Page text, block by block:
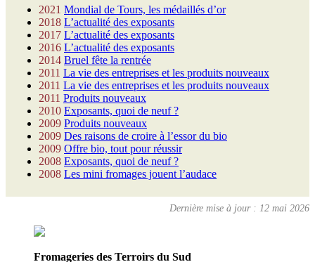
2021 Mondial de Tours, les médaillés d’or
2018 L’actualité des exposants
2017 L’actualité des exposants
2016 L’actualité des exposants
2014 Bruel fête la rentrée
2011 La vie des entreprises et les produits nouveaux
2011 La vie des entreprises et les produits nouveaux
2011 Produits nouveaux
2010 Exposants, quoi de neuf ?
2009 Produits nouveaux
2009 Des raisons de croire à l’essor du bio
2009 Offre bio, tout pour réussir
2008 Exposants, quoi de neuf ?
2008 Les mini fromages jouent l’audace
Dernière mise à jour : 12 mai 2026
Fromageries des Terroirs du Sud